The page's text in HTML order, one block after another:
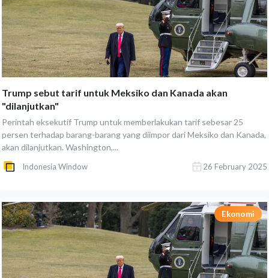
Trump sebut tarif untuk Meksiko dan Kanada akan
"dilanjutkan"
Perintah eksekutif Trump untuk memberlakukan tarif sebesar 25
persen terhadap barang-barang yang diimpor dari Meksiko dan Kanada,
akan dilanjutkan. Washington,...
Indonesia Window 26 February 2025
Ekonomi